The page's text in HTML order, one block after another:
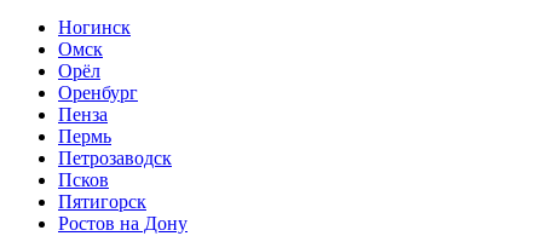
Ногинск
Омск
Орёл
Оренбург
Пенза
Пермь
Петрозаводск
Псков
Пятигорск
Ростов на Дону